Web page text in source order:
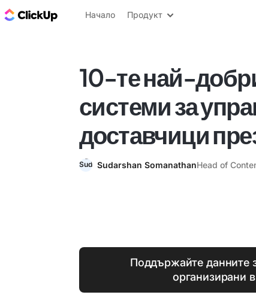
ClickUp блог
Начало Продукт
10-те най-
системи за
доставчици
Sudarshan SomanathanHead of
Поддържайте данните
организирани